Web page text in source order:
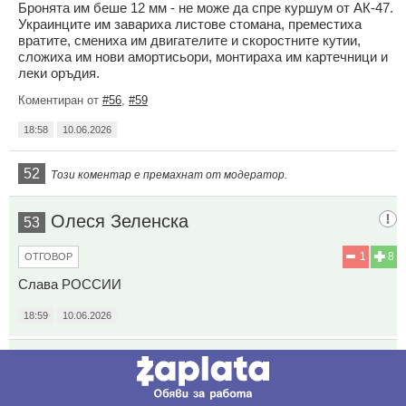
Бронята им беше 12 мм - не може да спре куршум от АК-47.
Украинците им завариха листове стомана, преместиха
вратите, смениха им двигателите и скоростните кутии,
сложиха им нови амортисьори, монтираха им картечници и
леки оръдия.
Коментиран от #56 #59
18:58 10.06.2026
52 Този коментар е премахнат от модератор.
53 Олеся Зеленска
8
1
ОТГОВОР
Слава РОССИИ
18:59 10.06.2026
Този може би е прав